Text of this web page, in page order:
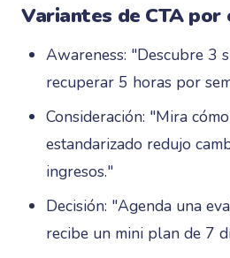
Variantes de CTA por
Awareness: "Descubre 3
recuperar 5 horas por
Consideración: "Mira
estandarizado redujo
ingresos."
Decisión: "Agenda una
recibe un mini plan de 7